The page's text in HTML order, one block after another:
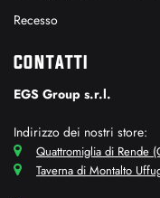
Recesso
CONTATTI
EGS Group s.r.l.
Indirizzo dei nostri store:
Quattromiglia di Rende
Taverna di Montalto